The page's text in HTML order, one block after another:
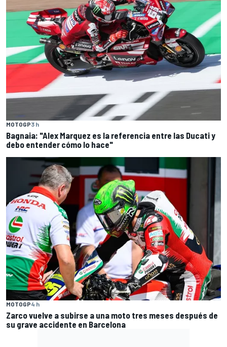
MOTOGP3 h
Bagnaia: "Alex Marquez es la referencia entre las Ducati y
debo entender cómo lo hace"
MOTOGP4 h
Zarco vuelve a subirse a una moto tres meses después de
su grave accidente en Barcelona